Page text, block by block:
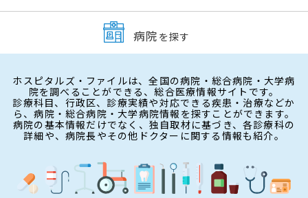
病院 を探す
ホスピタルズ・ファイルは、全国の病院・総合病院・大学病
院を調べることができる、総合医療情報サイトです。
診療科目、行政区、診療実績や対応できる疾患・治療などか
ら、病院・総合病院・大学病院情報を探すことができます。
病院の基本情報だけでなく、独自取材に基づき、各診療科の
詳細や、病院長やその他ドクターに関する情報も紹介。